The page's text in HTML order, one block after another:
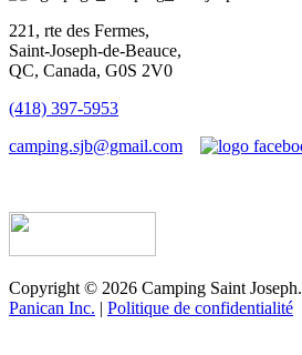
221, rte des Fermes,
Saint-Joseph-de-Beauce,
QC, Canada, G0S 2V0
(418) 397-5953
camping.sjb@gmail.com
Copyright © 2026 Camping Saint Joseph.
Panican Inc. | Politique de confidentialité